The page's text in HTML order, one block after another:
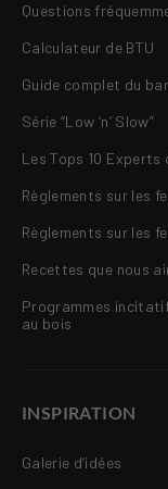
Questions
Calculateur de BTU
Guide complet du
Série “Low ‘n’ Slow”
Les Tops 10 Experts
Règlements sur les
Règlements sur les
Recettes que nous
Programmes
au bois
INSPIRATION
Galerie d’idées